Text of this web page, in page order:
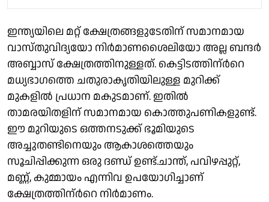
ഇന്ത്യയിലെ മറ്റ് ക്ഷേത്രങ്ങളുടേതിന് സമാനമായ
വാസ്തുവിദ്യയോ നിർമാണശൈലിയോ അല്ല ബന്ദർ
അബ്ബാസ് ക്ഷേത്രത്തിനുള്ളത്. കെട്ടിടത്തിന്ർറെ
മധ്യഭാഗത്തെ ചതുരാകൃതിയിലുള്ള മുറിക്ക്
മുകളിൽ പ്രധാന മകുടമാണ്. ഇതിൽ
താമരയിതളിന് സമാനമായ കൊത്തുപണികളുണ്ട്.
ഈ മുറിയുടെ ഒത്തനടുക്ക് ഭൂമിയുടെ
അച്ചുതണ്ടിനെയും ആകാശത്തെയും
സൂചിപ്പിക്കുന്ന ഒരു ദണ്ഡ് ഉണ്ട്.ചാന്ത്, പവിഴപ്പുറ്റ്,
മണ്ണ്, കുമ്മായം എന്നിവ ഉപയോഗിച്ചാണ്
ക്ഷേത്രത്തിന്ർറെ നിർമാണം.